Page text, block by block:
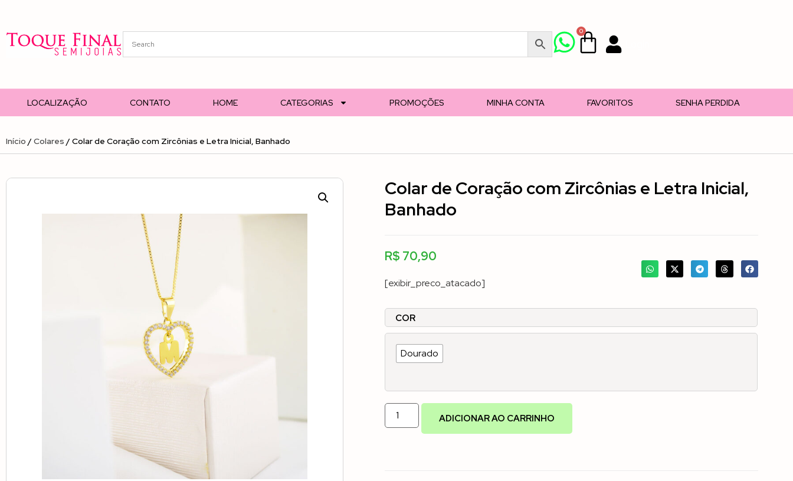
0
LOCALIZAÇÃO CONTATO HOME CATEGORIAS PROMOÇÕES MINHA CONTA FAVORITOS SENHA PERDIDA
Início /Colares / Colar de Coração com Zircônias e Letra Inicial, Banhado
Colar de Coração com Zircônias e Letra Inicial,
Banhado
R$ 70,90
[exibir_preco_atacado]
COR
Dourado
ADICIONAR AO CARRINHO